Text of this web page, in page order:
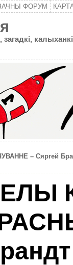
ФОРУМ
– Сяргей